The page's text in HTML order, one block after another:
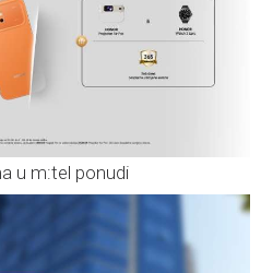
u m:tel ponudi